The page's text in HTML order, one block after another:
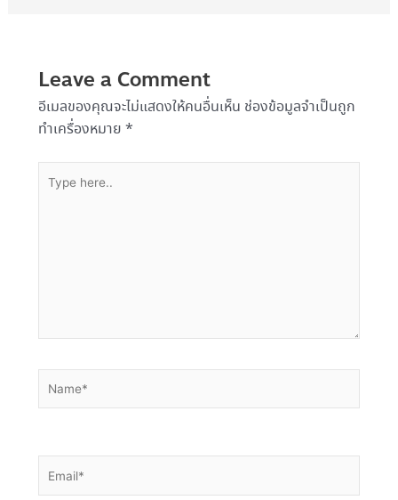
Leave a Comment
อีเมลของคุณจะไม่แสดงให้คนอื่นเห็น ช่องข้อมูลจำเป็นถูก
ทำเครื่องหมาย *
Type
here..
Name*
Email*